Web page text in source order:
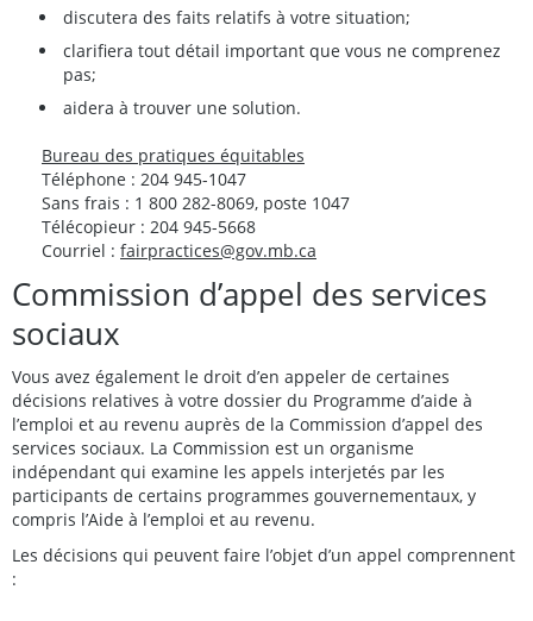
discutera des faits relatifs à votre situation;
clarifiera tout détail important que vous ne comprenez
pas;
aidera à trouver une solution.
Bureau des pratiques équitables
Téléphone : 204 945-1047
Sans frais : 1 800 282-8069, poste 1047
Télécopieur : 204 945-5668
Courriel : fairpractices@gov.mb.ca
Commission d’appel des services
sociaux
Vous avez également le droit d’en appeler de certaines
décisions relatives à votre dossier du Programme d’aide à
l’emploi et au revenu auprès de la Commission d’appel des
services sociaux. La Commission est un organisme
indépendant qui examine les appels interjetés par les
participants de certains programmes gouvernementaux, y
compris l’Aide à l’emploi et au revenu.
Les décisions qui peuvent faire l’objet d’un appel comprennent
: